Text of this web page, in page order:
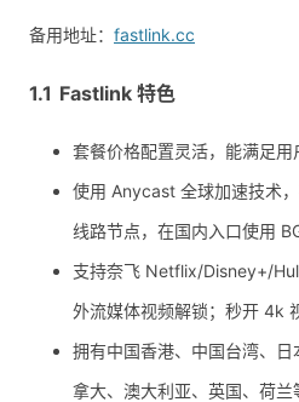
备用地址： fastlink.cc
Fastlink 特色
套餐价格配置灵活，能满足用
使用 Anycast 全球加速技术
线路节点，在国内入口使用
支持奈飞 Netflix/Disney+/
外流媒体视频解锁；秒开 4k
拥有中国香港、中国台湾、
拿大、澳大利亚、英国、荷